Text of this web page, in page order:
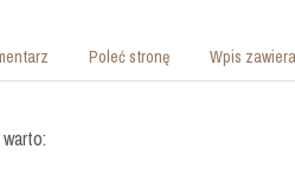
Poleć stronę Wpis